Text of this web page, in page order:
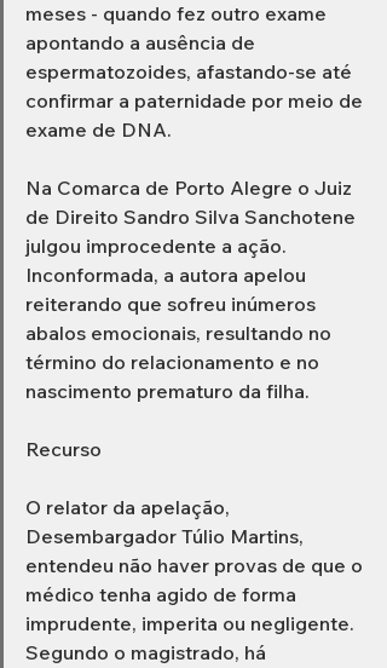
meses - quando fez outro exame
apontando a ausência de
espermatozoides, afastando-se até
confirmar a paternidade por meio de
exame de DNA.
Na Comarca de Porto Alegre o Juiz
de Direito Sandro Silva Sanchotene
julgou improcedente a ação.
Inconformada, a autora apelou
reiterando que sofreu inúmeros
abalos emocionais, resultando no
término do relacionamento e no
nascimento prematuro da filha.
Recurso
O relator da apelação,
Desembargador Túlio Martins,
entendeu não haver provas de que o
médico tenha agido de forma
imprudente, imperita ou negligente.
Segundo o magistrado, há